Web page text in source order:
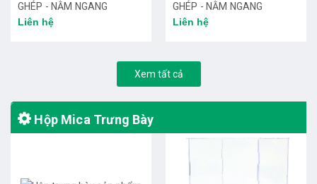
GHÉP - NẰM NGANG
Liên hệ
GHÉP - NẰM NGANG
Liên hệ
Xem tất cả
Hộp Mica Trưng Bày